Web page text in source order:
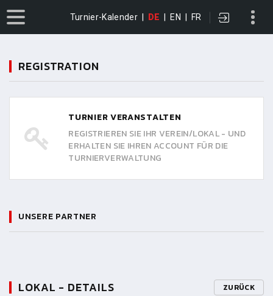
Turnier-Kalender DE EN FR
REGISTRATION
TURNIER VERANSTALTEN
REGISTRIEREN SIE IHR VEREIN/LOKAL - UND
ERHALTEN SIE IHREN ACCOUNT FÜR DIE
TURNIERVERWALTUNG
UNSERE PARTNER
LOKAL - DETAILS ZURÜCK